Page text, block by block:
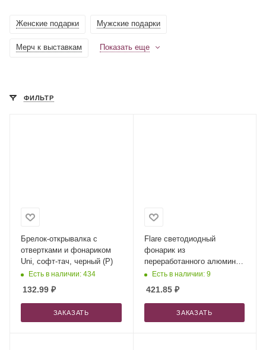
Женские подарки Мужские подарки
Мерч к выставкам Показать еще
ФИЛЬТР
Брелок-открывалка с
отвертками и фонариком
Uni, софт-тач, черный (Р)
Есть в наличии: 434
132.99 ₽
ЗАКАЗАТЬ
Flare светодиодный
фонарик из
переработанного алюминия
и открывалка для бутылок
с брелоком - Красный
Есть в наличии: 9
421.85₽
ЗАКАЗАТЬ